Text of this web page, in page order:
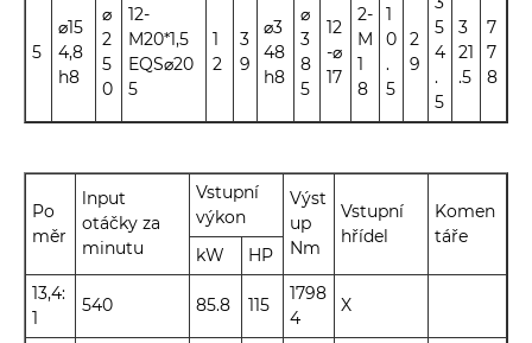
5
⌀15
4,8
h8
⌀
2
5
0
12-
M20*1,5
EQS⌀20
5
1
2
3
9
⌀3
48
h8
⌀
3
8
5
12
-⌀
17
2-
M
1
8
1
0
.
5
2
9
5
4
.
5
3
21
.5
7
7
8
Po
měr
lnput
otáčky za
minutu
Vstupní
výkon
Výst
up
Nm
Vstupní
hřídel
Komen
táře
kW
HP
13,4:
1
540 85.8 115
1798
4
X